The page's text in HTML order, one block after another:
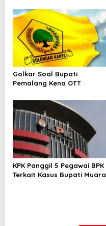
Golkar Soal Bupati
Pemalang Kena OTT
KPK Panggil 5 Pegawai BPK
Terkait Kasus Bupati Muara